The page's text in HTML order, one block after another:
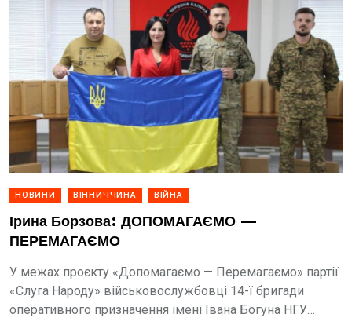
НОВИНИ ВІННИЧЧИНА ВІЙНА
Ірина Борзова: ДОПОМАГАЄМО —
ПЕРЕМАГАЄМО
У межах проєкту «Допомагаємо — Перемагаємо» партії
«Слуга Народу» військовослужбовці 14-ї бригади
оперативного призначення імені Івана Богуна НГУ